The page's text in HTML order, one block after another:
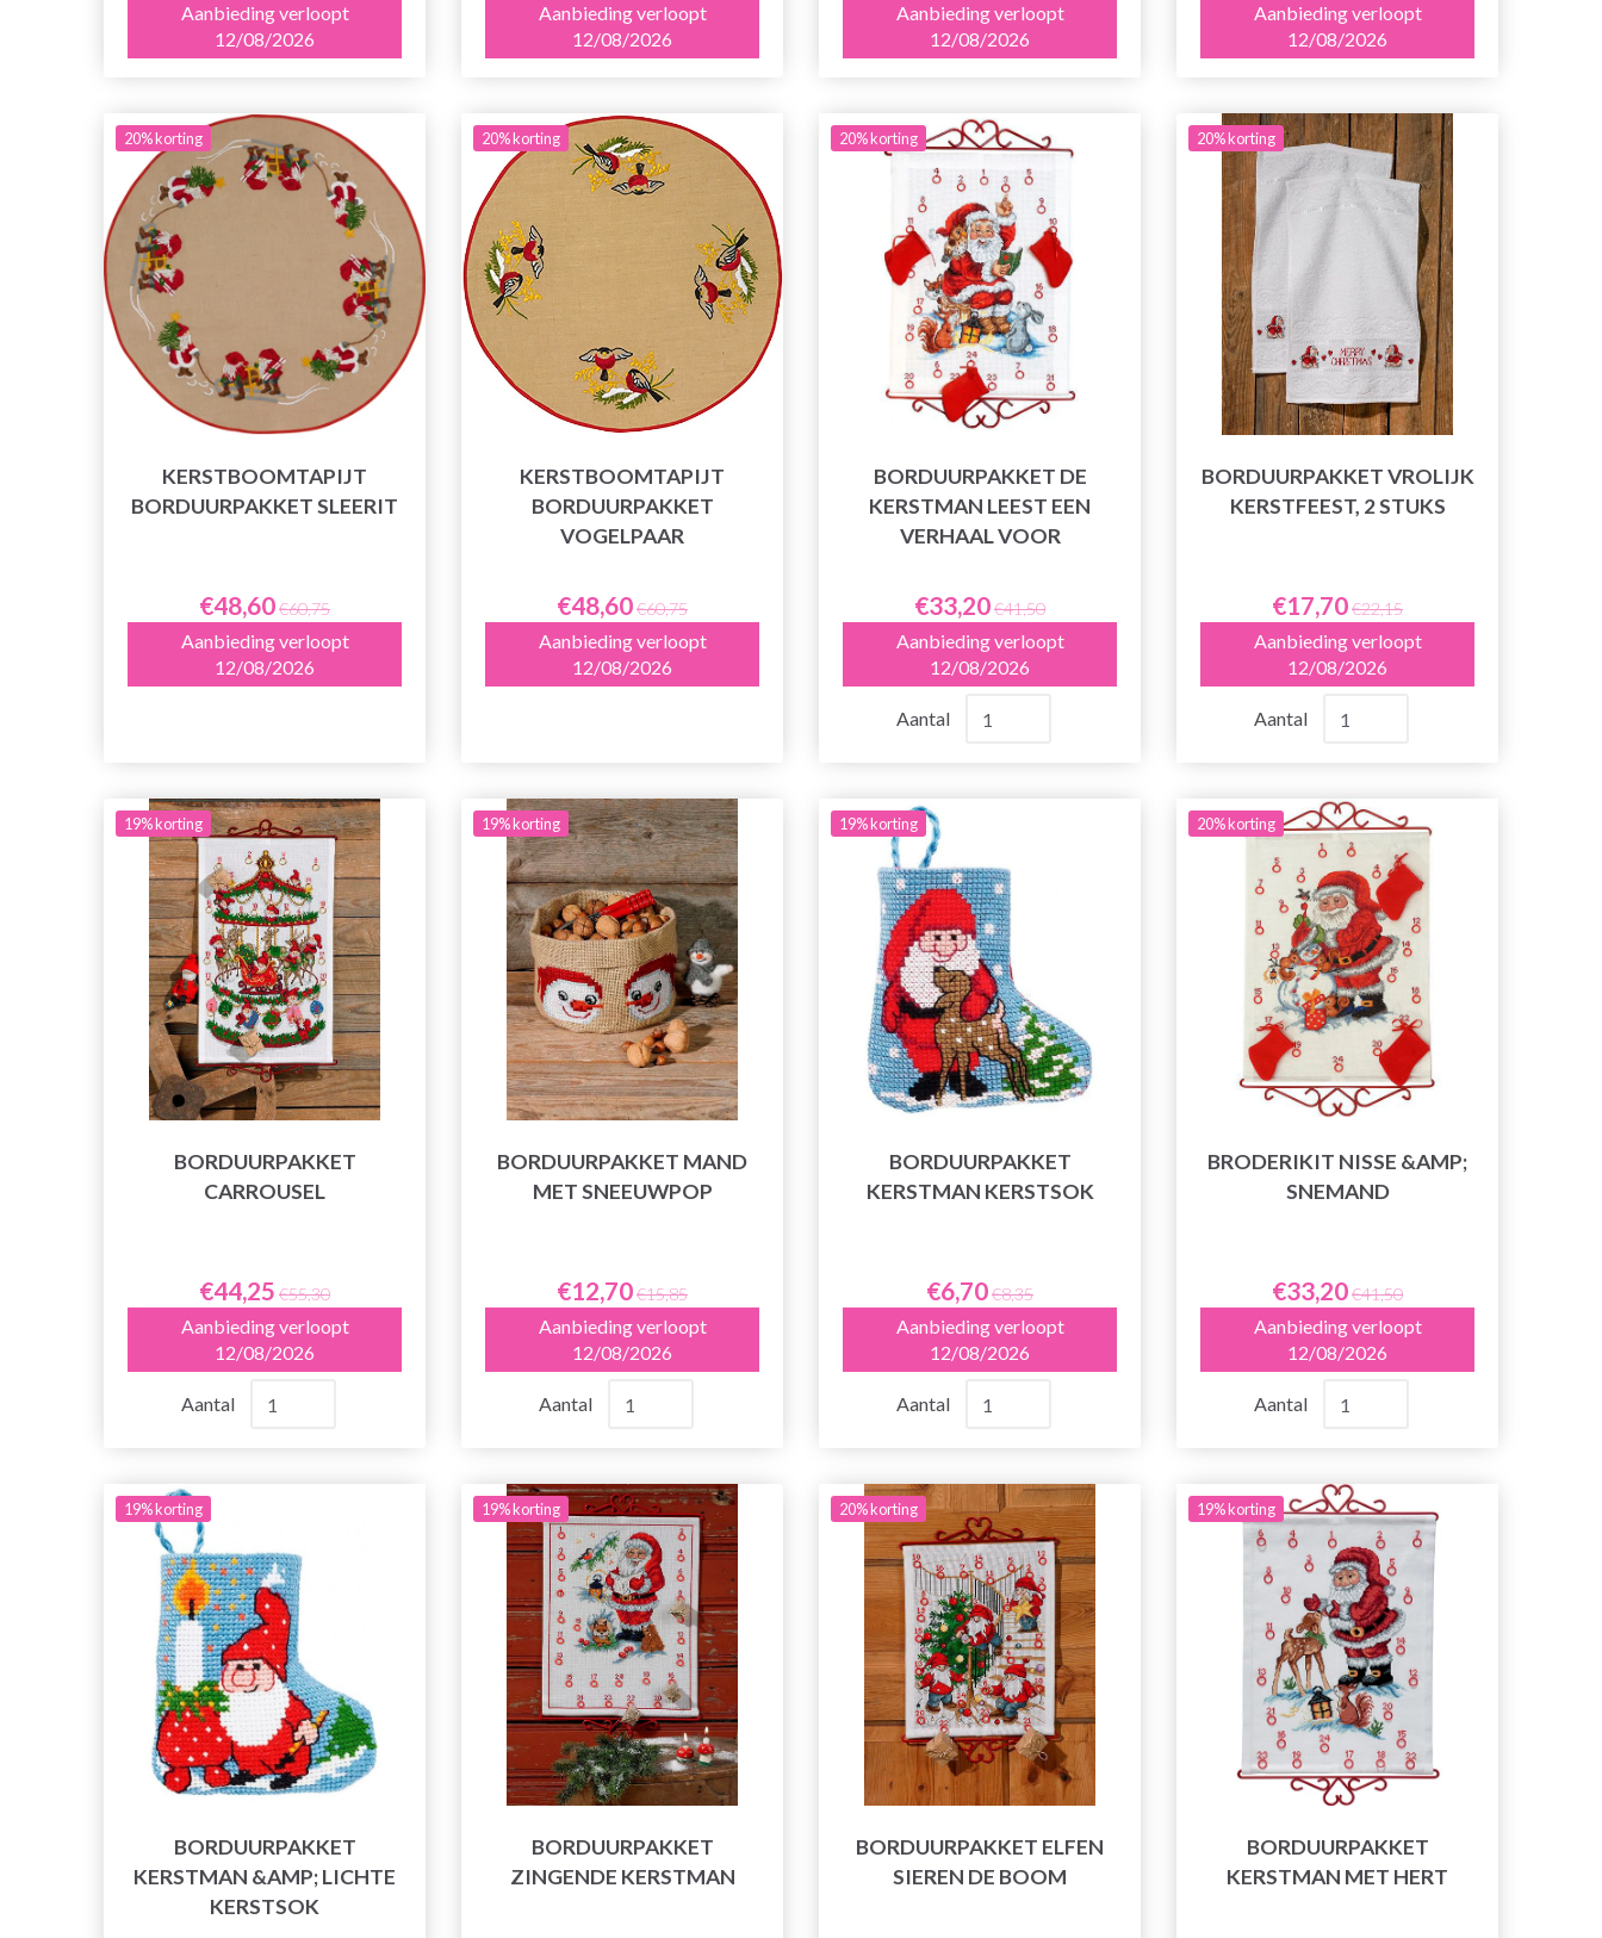
Aanbieding verloopt
12/08/2026
Aanbieding verloopt
12/08/2026
Aanbieding verloopt
12/08/2026
Aanbieding verloopt
12/08/2026
20% korting
KERSTBOOMTAPIJT
BORDUURPAKKET SLEERIT
€48,60€60,75
Aanbieding verloopt
12/08/2026
20% korting
KERSTBOOMTAPIJT
BORDUURPAKKET
VOGELPAAR
€48,60€60,75
Aanbieding verloopt
12/08/2026
20% korting
BORDUURPAKKET DE
KERSTMAN LEEST EEN
VERHAAL VOOR
€33,20€41,50
Aanbieding verloopt
12/08/2026
Aantal
20% korting
BORDUURPAKKET VROLIJK
KERSTFEEST, 2 STUKS
€17,70€22,15
Aanbieding verloopt
12/08/2026
Aantal
19% korting
BORDUURPAKKET
CARROUSEL
€44,25 €55,30
Aanbieding verloopt
12/08/2026
Aantal
19% korting
BORDUURPAKKET MAND
MET SNEEUWPOP
€12,70€15,85
Aanbieding verloopt
12/08/2026
Aantal
19% korting
BORDUURPAKKET
KERSTMAN KERSTSOK
€6,70€8,35
Aanbieding verloopt
12/08/2026
Aantal
20% korting
BRODERIKIT NISSE &AMP;
SNEMAND
€33,20€41,50
Aanbieding verloopt
12/08/2026
Aantal
19% korting
BORDUURPAKKET
KERSTMAN &AMP; LICHTE
KERSTSOK
19% korting
BORDUURPAKKET
ZINGENDE KERSTMAN
20% korting
BORDUURPAKKET ELFEN
SIEREN DE BOOM
19% korting
BORDUURPAKKET
KERSTMAN MET HERT